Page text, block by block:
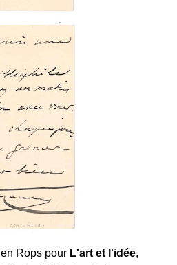
Rops pour L'art et l'idée,